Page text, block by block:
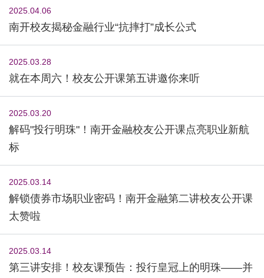
2025.04.06
南开校友揭秘金融行业“抗摔打”成长公式
2025.03.28
就在本周六！校友公开课第五讲邀你来听
2025.03.20
解码"投行明珠"！南开金融校友公开课点亮职业新航
标
2025.03.14
解锁债券市场职业密码！南开金融第二讲校友公开课
太赞啦
2025.03.14
第三讲安排！校友课预告：投行皇冠上的明珠——并